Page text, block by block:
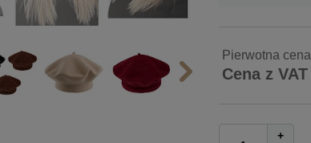
Pierwotna cena
Cena z VAT
+